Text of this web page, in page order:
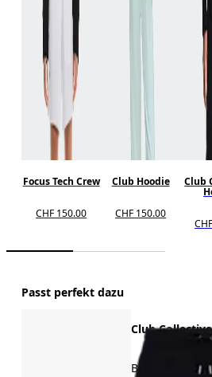
Focus Tech Crew
CHF 150.00
Club Hoodie
CHF 150.00
Club
Passt perfekt dazu
Club
Bequem durch